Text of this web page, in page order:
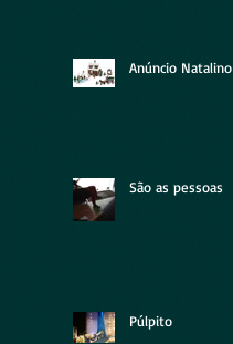
Anúncio Natalino
São as pessoas
Púlpito